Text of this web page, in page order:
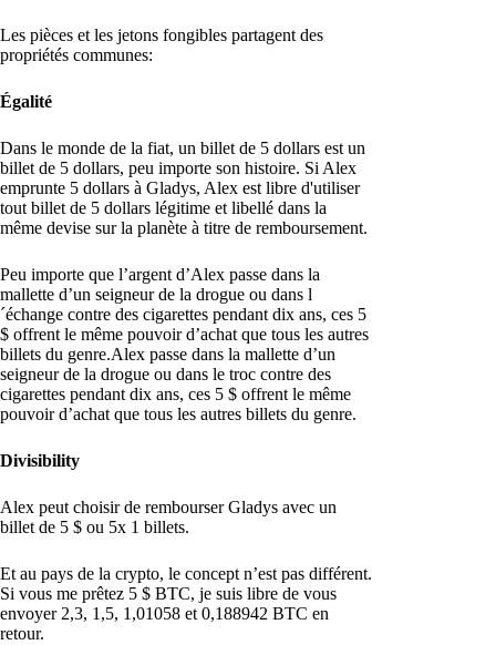
Les pièces et les jetons fongibles partagent des
propriétés communes:
Égalité
Dans le monde de la fiat, un billet de 5 dollars est un
billet de 5 dollars, peu importe son histoire. Si Alex
emprunte 5 dollars à Gladys, Alex est libre d'utiliser
tout billet de 5 dollars légitime et libellé dans la
même devise sur la planète à titre de remboursement.
Peu importe que l’argent d’Alex passe dans la
mallette d’un seigneur de la drogue ou dans l
´échange contre des cigarettes pendant dix ans, ces 5
$ offrent le même pouvoir d’achat que tous les autres
billets du genre.Alex passe dans la mallette d’un
seigneur de la drogue ou dans le troc contre des
cigarettes pendant dix ans, ces 5 $ offrent le même
pouvoir d’achat que tous les autres billets du genre.
Divisibility
Alex peut choisir de rembourser Gladys avec un
billet de 5 $ ou 5x 1 billets.
Et au pays de la crypto, le concept n’est pas différent.
Si vous me prêtez 5 $ BTC, je suis libre de vous
envoyer 2,3, 1,5, 1,01058 et 0,188942 BTC en
retour.